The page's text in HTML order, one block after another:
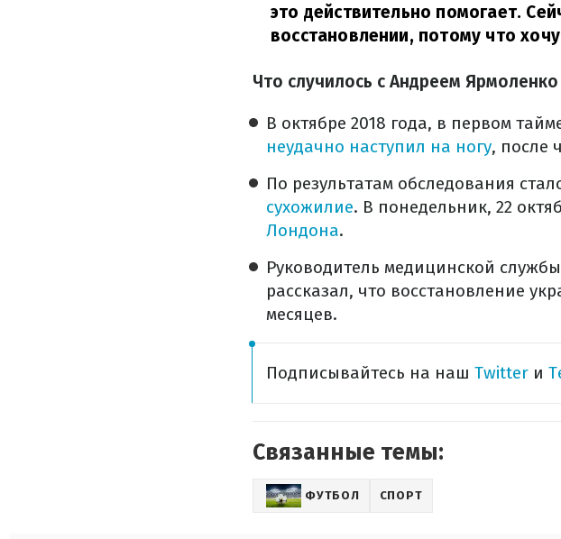
это действительно помогает.
восстановлении, потому что
Что случилось с Андреем Ярмоленко
В октябре 2018 года, в первом
неудачно наступил на ногу, после
По результатам обследования
сухожилие. В понедельник, 22
Лондона.
Руководитель медицинской
рассказал, что восстановление
месяцев.
Подписывайтесь на наш Twitter и
Связанные темы:
ФУТБОЛ СПОРТ